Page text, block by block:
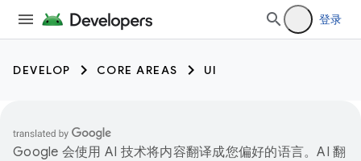
登录
DEVELOP CORE AREAS UI
Google 会使用 AI 技术将内容翻译成您偏好的语言。AI 翻